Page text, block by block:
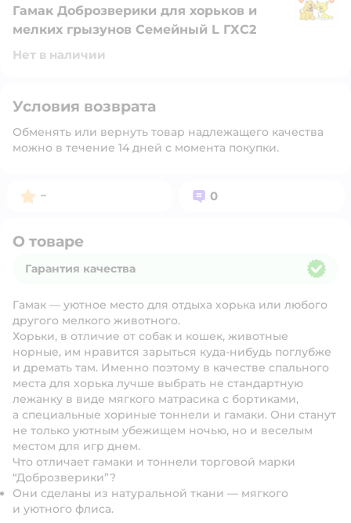
Гамак Доброзверики для хорьков и
мелких грызунов Семейный L ГХС2
Нет в наличии
Условия возврата
Обменять или вернуть товар надлежащего качества
можно в течение 14 дней с момента покупки.
Рейтинг:
– Вопросов:
0
О товаре
Гарантия качества
Гамак — уютное место для отдыха хорька или любого
другого мелкого животного.
Хорьки, в отличие от собак и кошек, животные
норные, им нравится зарыться куда-нибудь поглубже
и дремать там. Именно поэтому в качестве спального
места для хорька лучше выбрать не стандартную
лежанку в виде мягкого матрасика с бортиками,
а специальные хориные тоннели и гамаки. Они станут
не только уютным убежищем ночью, но и веселым
местом для игр днем.
Что отличает гамаки и тоннели торговой марки
“Доброзверики”?
Они сделаны из натуральной ткани — мягкого
и уютного флиса.